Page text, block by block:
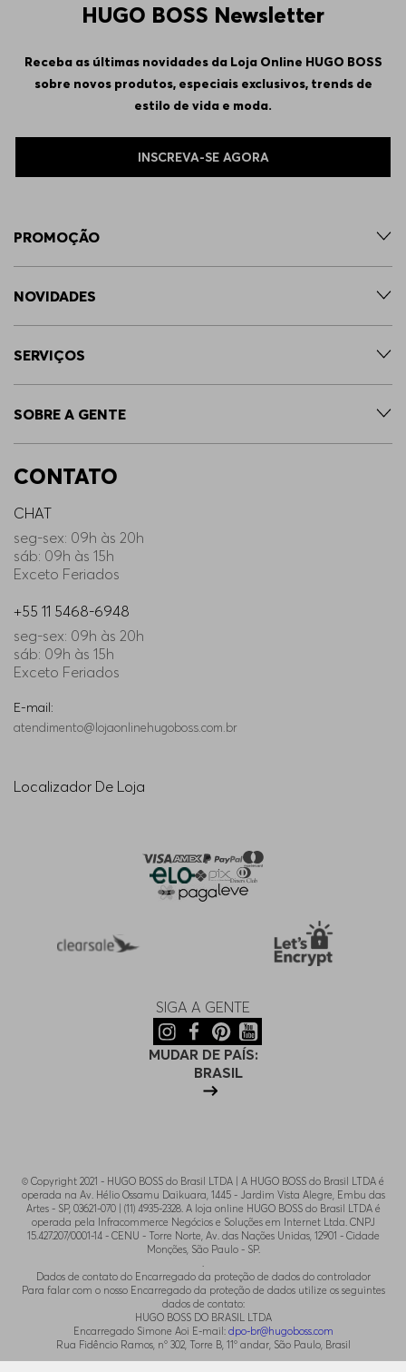
HUGO BOSS Newsletter
Receba as últimas novidades da Loja Online HUGO BOSS
sobre novos produtos, especiais exclusivos, trends de
estilo de vida e moda.
INSCREVA-SE AGORA
PROMOÇÃO
NOVIDADES
SERVIÇOS
SOBRE A GENTE
CONTATO
CHAT
seg-sex: 09h às 20h
sáb: 09h às 15h
Exceto Feriados
+55 11 5468-6948
seg-sex: 09h às 20h
sáb: 09h às 15h
Exceto Feriados
E-mail:
atendimento@lojaonlinehugoboss.com.br
Localizador De Loja
SIGA A GENTE
MUDAR DE PAÍS:
BRASIL
© Copyright 2021 - HUGO BOSS do Brasil LTDA | A HUGO BOSS do Brasil LTDA é
operada na Av. Hélio Ossamu Daikuara, 1445 - Jardim Vista Alegre, Embu das
Artes - SP, 03621-070 | (11) 4935-2328. A loja online HUGO BOSS do Brasil LTDA é
operada pela Infracommerce Negócios e Soluções em Internet Ltda. CNPJ
15.427.207/0001-14 - CENU - Torre Norte, Av. das Nações Unidas, 12901 - Cidade
Monções, São Paulo - SP.
.
Dados de contato do Encarregado da proteção de dados do controlador
Para falar com o nosso Encarregado da proteção de dados utilize os seguintes
dados de contato:
HUGO BOSS DO BRASIL LTDA
Encarregado Simone Aoi E-mail: dpo-br@hugoboss.com
Rua Fidêncio Ramos, n° 302, Torre B, 11° andar, São Paulo, Brasil